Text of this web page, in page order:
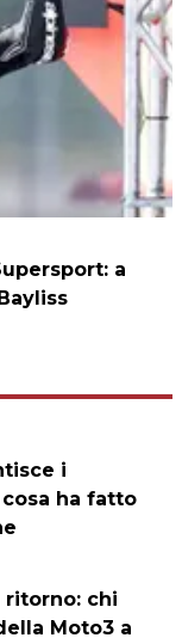
a
i
ha fatto
chi
Moto3 a